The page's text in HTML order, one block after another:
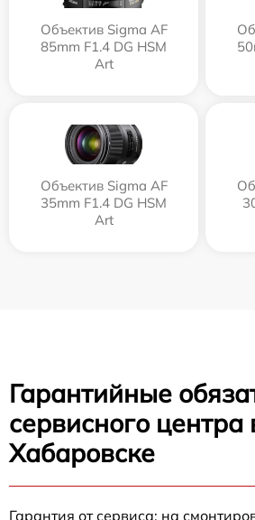
Объектив Sigma AF
85mm F1.4 DG HSM
Art
Объектив Sigma AF
35mm F1.4 DG HSM
Art
Гарантийные
сервисного центра
Хабаровске
Гарантия от сервиса: на